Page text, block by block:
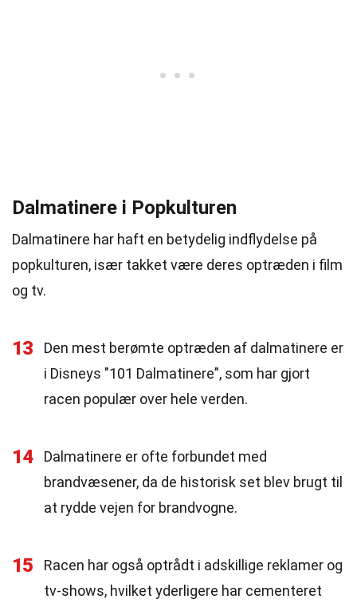
Dalmatinere i Popkulturen
Dalmatinere har haft en betydelig indflydelse på
popkulturen, især takket være deres optræden i film
og tv.
13
Den mest berømte optræden af dalmatinere er
i Disneys "101 Dalmatinere", som har gjort
racen populær over hele verden.
14
Dalmatinere er ofte forbundet med
brandvæsener, da de historisk set blev brugt til
at rydde vejen for brandvogne.
15
Racen har også optrådt i adskillige reklamer og
tv-shows, hvilket yderligere har cementeret